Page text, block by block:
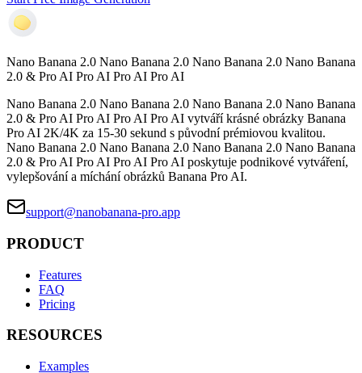
Nano Banana 2.0 Nano Banana 2.0 Nano Banana 2.0 Nano Banana
2.0 & Pro AI Pro AI Pro AI Pro AI
Nano Banana 2.0 Nano Banana 2.0 Nano Banana 2.0 Nano Banana
2.0 & Pro AI Pro AI Pro AI Pro AI vytváří krásné obrázky Banana
Pro AI 2K/4K za 15-30 sekund s původní prémiovou kvalitou.
Nano Banana 2.0 Nano Banana 2.0 Nano Banana 2.0 Nano Banana
2.0 & Pro AI Pro AI Pro AI Pro AI poskytuje podnikové vytváření,
vylepšování a míchání obrázků Banana Pro AI.
support@nanobanana-pro.app
PRODUCT
Features
FAQ
Pricing
RESOURCES
Examples